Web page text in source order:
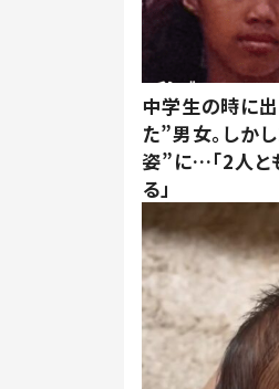
中学生の時に
た”男女。しか
姿”に…「2人と
る」